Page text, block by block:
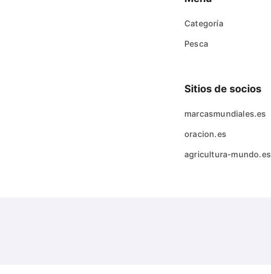
Categoría
Pesca
Sitios de socios
marcasmundiales.es
oracion.es
agricultura-mundo.es